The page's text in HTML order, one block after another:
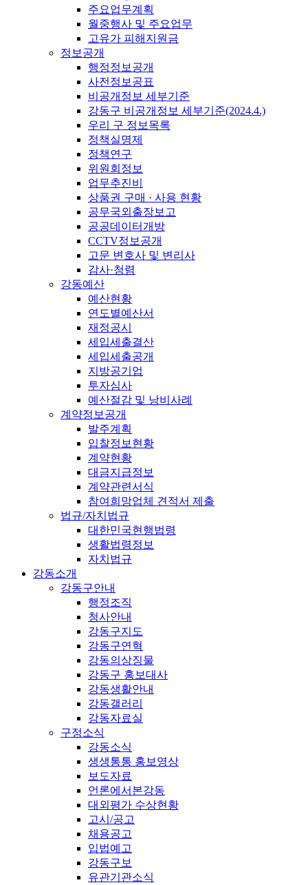
주요업무계획
월중행사 및 주요업무
고유가 피해지원금
정보공개
행정정보공개
사전정보공표
비공개정보 세부기준
강동구 비공개정보 세부기준(2024.4.)
우리 구 정보목록
정책실명제
정책연구
위원회정보
업무추진비
상품권 구매 · 사용 현황
공무국외출장보고
공공데이터개방
CCTV정보공개
고문 변호사 및 변리사
감사·청렴
강동예산
예산현황
연도별예산서
재정공시
세입세출결산
세입세출공개
지방공기업
투자심사
예산절감 및 낭비사례
계약정보공개
발주계획
입찰정보현황
계약현황
대금지급정보
계약관련서식
참여희망업체 견적서 제출
법규/자치법규
대한민국현행법령
생활법령정보
자치법규
강동소개
강동구안내
행정조직
청사안내
강동구지도
강동구연혁
강동의상징물
강동구 홍보대사
강동생활안내
강동갤러리
강동자료실
구정소식
강동소식
생생통통 홍보영상
보도자료
언론에서본강동
대외평가 수상현황
고시/공고
채용공고
입법예고
강동구보
유관기관소식